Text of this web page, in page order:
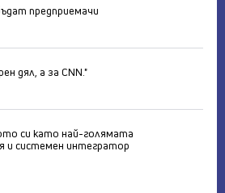
предприемачи
дял, а за CNN."
си като най-голямата
и системен интегратор